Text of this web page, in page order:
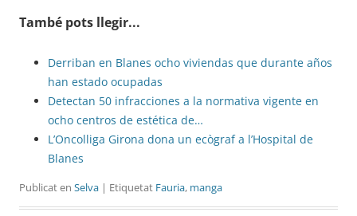
També pots llegir...
Derriban en Blanes ocho viviendas que durante años
han estado ocupadas
Detectan 50 infracciones a la normativa vigente en
ocho centros de estética de…
L’Oncolliga Girona dona un ecògraf a l’Hospital de
Blanes
Publicat en Selva | Etiquetat Fauria, manga